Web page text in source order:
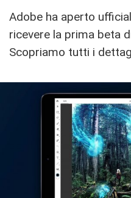
Adobe ha aperto
ricevere la prima beta
Scopriamo tutti i